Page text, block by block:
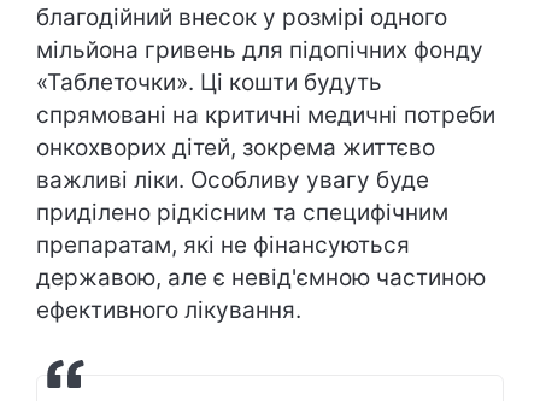
благодійний внесок у розмірі одного
мільйона гривень для підопічних фонду
«Таблеточки». Ці кошти будуть
спрямовані на критичні медичні потреби
онкохворих дітей, зокрема життєво
важливі ліки. Особливу увагу буде
приділено рідкісним та специфічним
препаратам, які не фінансуються
державою, але є невід'ємною частиною
ефективного лікування.